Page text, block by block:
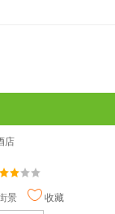
店
景 收藏